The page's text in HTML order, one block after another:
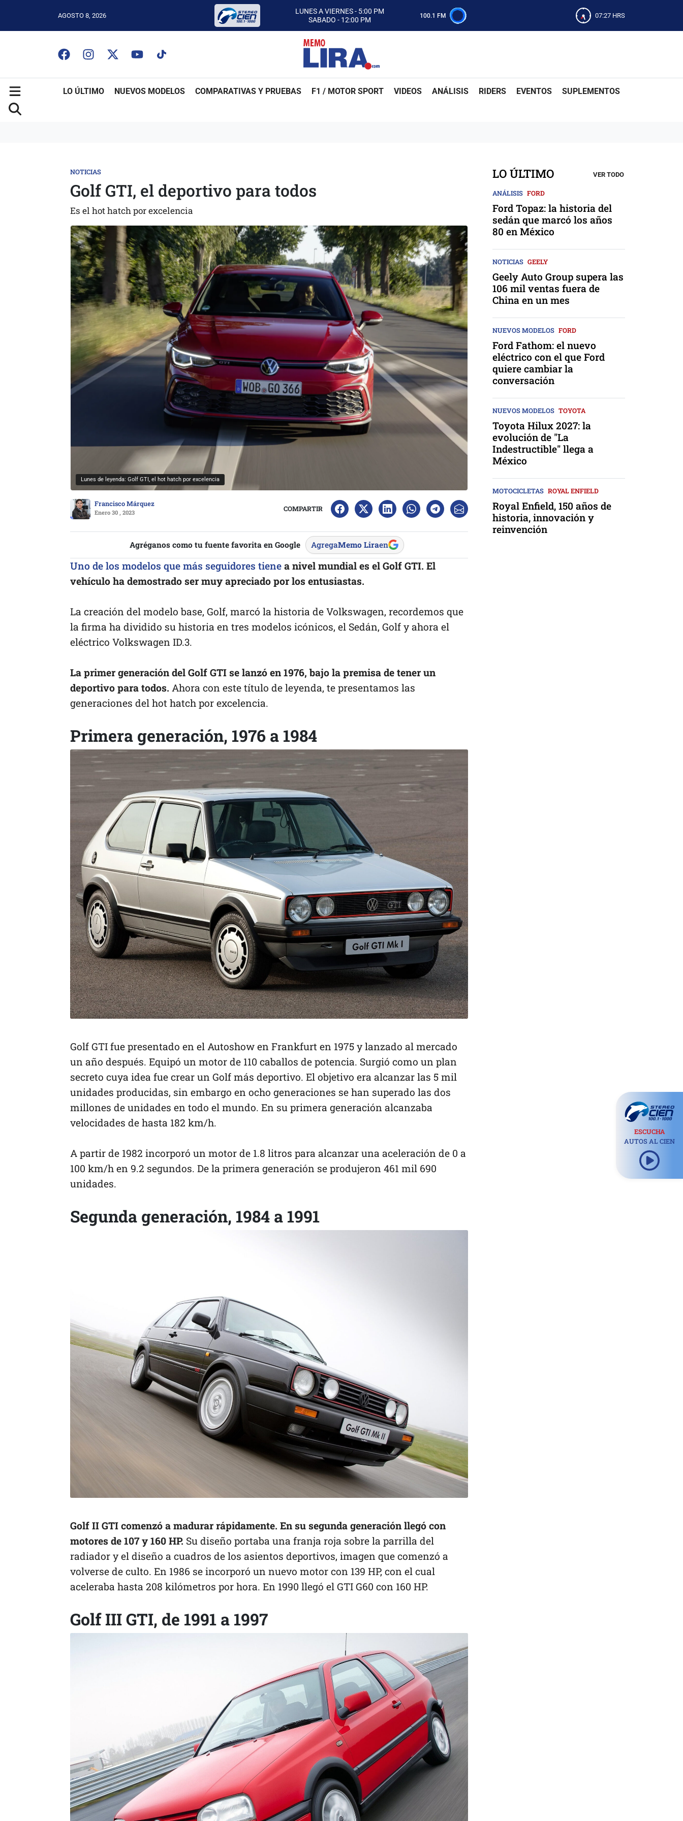
AGOSTO 8, 2026 ESCUCHA AUTOS AL CIEN
CON MEMO LIRA Y SU EQUIPO
ESCUCHA AUTOS AL CIEN
CON MEMO LIRA Y SU EQUIPO
LUNES A VIERNES - 5:00 PM
SABADO - 12:00 PM
100.1 FM 07:27 HRS
LO ÚLTIMO NUEVOS MODELOS COMPARATIVAS Y PRUEBAS F1 / MOTOR SPORT VIDEOS ANÁLISIS RIDERS EVENTOS SUPLEMENTOS
NOTICIAS
Golf GTI, el deportivo para todos
Es el hot hatch por excelencia
Lunes de leyenda: Golf GTI, el hot hatch por excelencia
Francisco Márquez
Enero 30 , 2023 COMPARTIR
Agréganos como tu fuente favorita en Google AgregaMemo Liraen
Uno de los modelos que más seguidores tiene a nivel mundial es el Golf GTI. El
vehículo ha demostrado ser muy apreciado por los entusiastas.
La creación del modelo base, Golf, marcó la historia de Volkswagen, recordemos que
la firma ha dividido su historia en tres modelos icónicos, el Sedán, Golf y ahora el
eléctrico Volkswagen ID.3.
La primer generación del Golf GTI se lanzó en 1976, bajo la premisa de tener un
deportivo para todos. Ahora con este título de leyenda, te presentamos las
generaciones del hot hatch por excelencia.
Primera generación, 1976 a 1984
Golf GTI fue presentado en el Autoshow en Frankfurt en 1975 y lanzado al mercado
un año después. Equipó un motor de 110 caballos de potencia. Surgió como un plan
secreto cuya idea fue crear un Golf más deportivo. El objetivo era alcanzar las 5 mil
unidades producidas, sin embargo en ocho generaciones se han superado las dos
millones de unidades en todo el mundo. En su primera generación alcanzaba
velocidades de hasta 182 km/h.
A partir de 1982 incorporó un motor de 1.8 litros para alcanzar una aceleración de 0 a
100 km/h en 9.2 segundos. De la primera generación se produjeron 461 mil 690
unidades.
Segunda generación, 1984 a 1991
Golf II GTI comenzó a madurar rápidamente. En su segunda generación llegó con
motores de 107 y 160 HP. Su diseño portaba una franja roja sobre la parrilla del
radiador y el diseño a cuadros de los asientos deportivos, imagen que comenzó a
volverse de culto. En 1986 se incorporó un nuevo motor con 139 HP, con el cual
aceleraba hasta 208 kilómetros por hora. En 1990 llegó el GTI G60 con 160 HP.
Golf III GTI, de 1991 a 1997
LO ÚLTIMO VER TODO
ANÁLISIS FORD
Ford Topaz: la historia del
sedán que marcó los años
80 en México
NOTICIAS GEELY
Geely Auto Group supera las
106 mil ventas fuera de
China en un mes
NUEVOS MODELOS FORD
Ford Fathom: el nuevo
eléctrico con el que Ford
quiere cambiar la
conversación
NUEVOS MODELOS TOYOTA
Toyota Hilux 2027: la
evolución de "La
Indestructible" llega a
México
MOTOCICLETAS ROYAL ENFIELD
Royal Enfield, 150 años de
historia, innovación y
reinvención
ESCUCHA
AUTOS AL CIEN